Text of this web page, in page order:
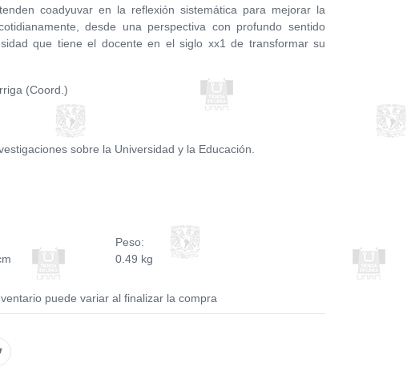
coadyuvar en la reflexión sistemática para mejorar la
desde una perspectiva con profundo sentido
que tiene el docente en el siglo xx1 de transformar su
(Coord.)
sobre la Universidad y la Educación.
Peso:
0.49 kg
puede variar al finalizar la compra